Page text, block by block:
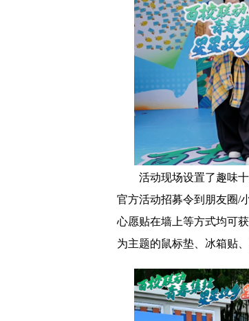
活动现场设置了趣味
官方活动招募令到朋友圈/
心愿贴在墙上等方式均可
为主题的鼠标垫、冰箱贴